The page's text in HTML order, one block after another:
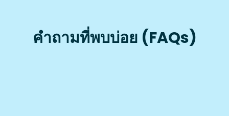
คำถามที่พบบ่อย (FAQs)